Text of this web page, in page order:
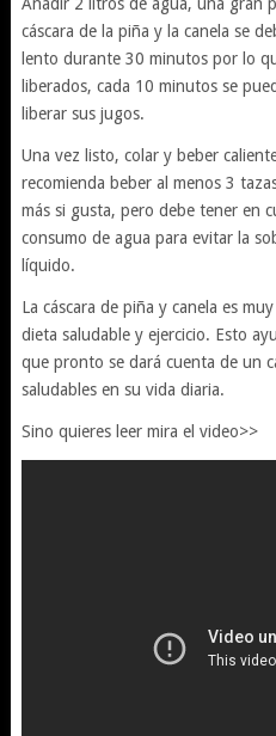
Añadir 2 litros de agua, una gran
cáscara de la piña y la canela se
lento durante 30 minutos por lo
liberados, cada 10 minutos se
liberar sus jugos.
Una vez listo, colar y beber
recomienda beber al menos 3
más si gusta, pero debe tener en
consumo de agua para evitar la
líquido.
La cáscara de piña y canela es
dieta saludable y ejercicio. Esto
que pronto se dará cuenta de un
saludables en su vida diaria.
Sino quieres leer mira el video>>